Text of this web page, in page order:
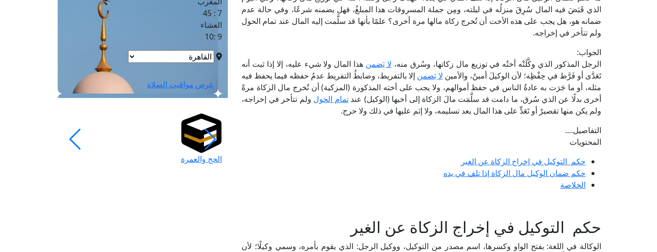
الذي قَبَضَ فيه المال سُرِقَ منزلُه في ليلته، ومِن جملة المسروقات هذا المبلغُ، فهل يضمنه شرعًا، وفي حالة عدم
ضمانه هو، هل يجب على هذه الأخت أن تُخرج زكاة مالها مرة أخرى؟ علمًا بأنها قد سلَّمت إليه المال عند تمام الحول
ولم تتأخر في إخراجه.
الجواب:
الرجل المذكور الذي وكَّلَتْه أختُه في توزيع مال زكاتها، وسُرق منه، لا يَضمن هذا المال ولا شيء عليه، إلا إذا ثبت أنه
تَعَدَّى أو فَرَّط في حِفْظِه؛ لأن الوكيلَ أمينٌ، والأمين لا يَضمن إلا بالتفريط، وضابطُ التفريط عدمُ حفظه فيما يحفظ فيه
مثله، أو ما جَرَت به عادةُ الناس في حفظ أموالهم، ولا يجب على أخته المذكورة (المزكية) أن تُخرج مال الزكاة مرةً
أخرى بدلًا عن الذي سُرق، ما دامت قد سلَّمَت مالَ الزكاة إلى أخيها (الوكيل) عندتمام الحول ولم تتأخر في إخراجه،
ولم يكن منها تقصيرٌ أو تَعَدٍّ على هذا المال بعد تسليمه، ولا إثم عليها في ذلك ولا حرج.
التفاصيل....
المحتويات
حكم التوكيل في إخراج الزكاة عن الغير
حكم ضمان الوكيل مال الزكاة إذا تلف في يده
الخلاصة
حكم التوكيل في إخراج الزكاة عن الغير
الوكالة في اللغة: بفتح الواو وكسرها، اسم مصدر من التوكيل، ووكيل الرجل: الذي يقوم بأمره، وسمي وكيلًا؛ لأن
7 : 45
العشاء
9 :10
عرض مواقيت الصلاة
الحج والعمرة